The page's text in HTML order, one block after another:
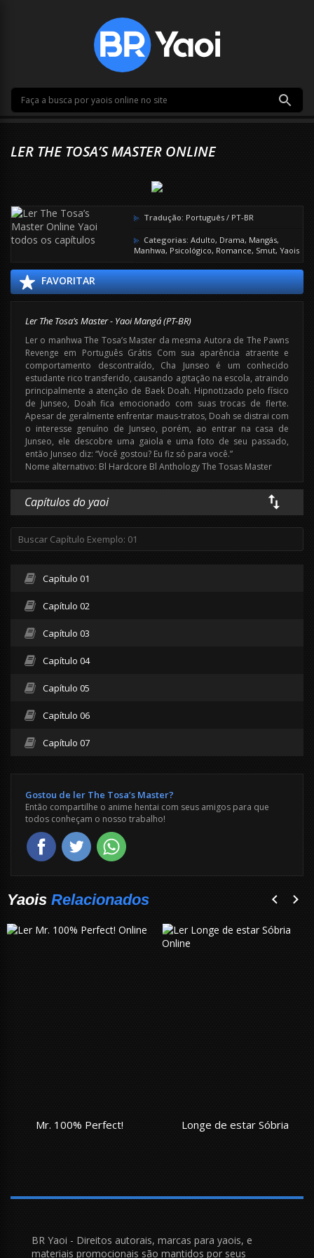
LER THE TOSA’S MASTER ONLINE
Tradução: Português / PT-BR
Categorias: Adulto, Drama, Mangás,
Manhwa, Psicológico, Romance, Smut, Yaois
FAVORITAR
Ler The Tosa’s Master - Yaoi Mangá (PT-BR)
Ler o manhwa The Tosa’s Master da mesma Autora de The Pawns
Revenge em Português Grátis Com sua aparência atraente e
comportamento descontraído, Cha Junseo é um conhecido
estudante rico transferido, causando agitação na escola, atraindo
principalmente a atenção de Baek Doah. Hipnotizado pelo físico
de Junseo, Doah fica emocionado com suas trocas de flerte.
Apesar de geralmente enfrentar maus-tratos, Doah se distrai com
o interesse genuíno de Junseo, porém, ao entrar na casa de
Junseo, ele descobre uma gaiola e uma foto de seu passado,
então Junseo diz: “Você gostou? Eu fiz só para você.”
Nome alternativo: Bl Hardcore Bl Anthology The Tosas Master
Capítulos do yaoi
Capítulo 01
Capítulo 02
Capítulo 03
Capítulo 04
Capítulo 05
Capítulo 06
Capítulo 07
Gostou de ler The Tosa’s Master?
Então compartilhe o anime hentai com seus amigos para que
todos conheçam o nosso trabalho!
Yaois Relacionados
Mr. 100% Perfect! Longe de estar Sóbria
BR Yaoi - Direitos autorais, marcas para yaois, e
materiais promocionais são mantidos por seus